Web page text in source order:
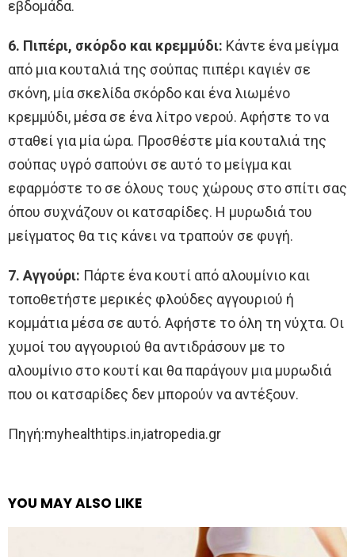
εβδομάδα.
6. Πιπέρι, σκόρδο και κρεμμύδι: Κάντε ένα μείγμα
από μια κουταλιά της σούπας πιπέρι καγιέν σε
σκόνη, μία σκελίδα σκόρδο και ένα λιωμένο
κρεμμύδι, μέσα σε ένα λίτρο νερού. Αφήστε το να
σταθεί για μία ώρα. Προσθέστε μία κουταλιά της
σούπας υγρό σαπούνι σε αυτό το μείγμα και
εφαρμόστε το σε όλους τους χώρους στο σπίτι σας
όπου συχνάζουν οι κατσαρίδες. Η μυρωδιά του
μείγματος θα τις κάνει να τραπούν σε φυγή.
7. Αγγούρι: Πάρτε ένα κουτί από αλουμίνιο και
τοποθετήστε μερικές φλούδες αγγουριού ή
κομμάτια μέσα σε αυτό. Αφήστε το όλη τη νύχτα. Οι
χυμοί του αγγουριού θα αντιδράσουν με το
αλουμίνιο στο κουτί και θα παράγουν μια μυρωδιά
που οι κατσαρίδες δεν μπορούν να αντέξουν.
Πηγή:myhealthtips.in,iatropedia.gr
YOU MAY ALSO LIKE